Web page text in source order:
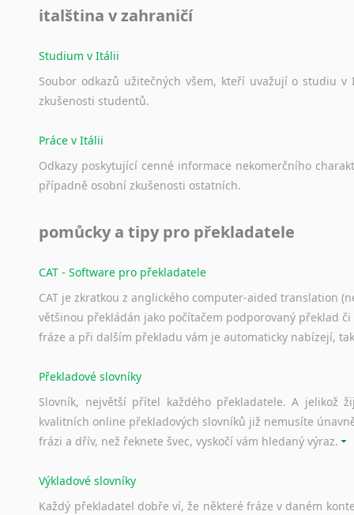
italština v zahraničí
Studium v Itálii
Soubor odkazů užitečných všem, kteří uvažují o studiu v
zkušenosti studentů.
Práce v Itálii
Odkazy poskytující cenné informace nekomerčního
případně osobní zkušenosti ostatních.
pomůcky a tipy pro překladatele
CAT - Software pro překladatele
CAT je zkratkou z anglického computer-aided translation
většinou překládán jako počítačem podporovaný překlad
fráze a při dalším překladu vám je automaticky nabízejí,
Překladové slovníky
Slovník, největší přítel každého překladatele. A jelikož
kvalitních online překladových slovníků již nemusíte
frázi a dřív, než řeknete švec, vyskočí vám hledaný výraz.
Výkladové slovníky
Každý překladatel dobře ví, že některé fráze v daném